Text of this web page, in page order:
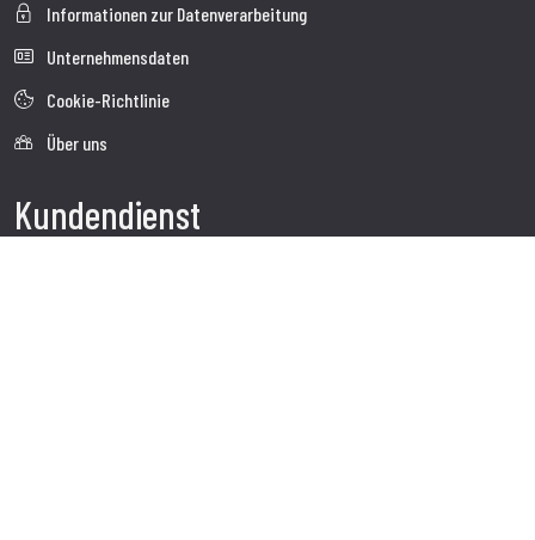
Informationen zur Datenverarbeitung
Unternehmensdaten
Cookie-Richtlinie
Über uns
Kundendienst